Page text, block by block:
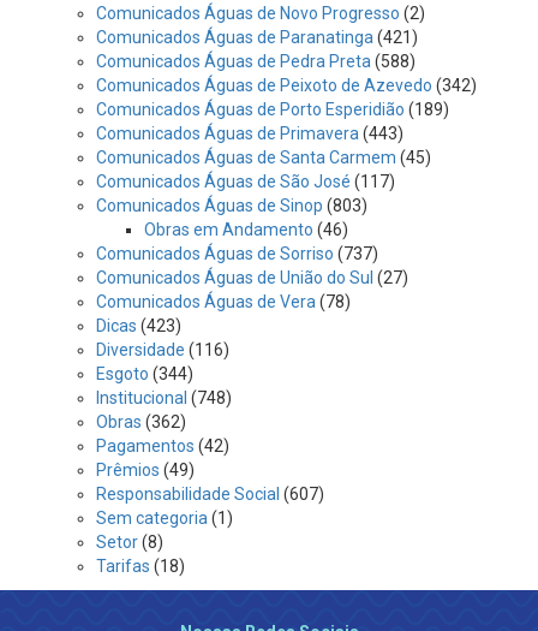
Comunicados Águas de Novo Progresso (2)
Comunicados Águas de Paranatinga (421)
Comunicados Águas de Pedra Preta (588)
Comunicados Águas de Peixoto de Azevedo (342)
Comunicados Águas de Porto Esperidião (189)
Comunicados Águas de Primavera (443)
Comunicados Águas de Santa Carmem (45)
Comunicados Águas de São José (117)
Comunicados Águas de Sinop (803)
Obras em Andamento (46)
Comunicados Águas de Sorriso (737)
Comunicados Águas de União do Sul (27)
Comunicados Águas de Vera (78)
Dicas (423)
Diversidade (116)
Esgoto (344)
Institucional (748)
Obras (362)
Pagamentos (42)
Prêmios (49)
Responsabilidade Social (607)
Sem categoria (1)
Setor(8)
Tarifas (18)